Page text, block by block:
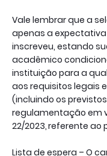
Vale lembrar que a
apenas a
inscreveu, estando
acadêmico
instituição para a
aos requisitos legais
(incluindo os previstos
regulamentação em
22/2023, referente ao
Lista de espera – O